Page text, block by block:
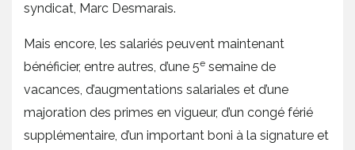
syndicat, Marc Desmarais.
Mais encore, les salariés peuvent maintenant
bénéficier, entre autres, d’une 5e semaine de
vacances, d’augmentations salariales et d’une
majoration des primes en vigueur, d’un congé férié
supplémentaire, d’un important boni à la signature et